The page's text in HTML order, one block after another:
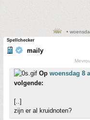
•
Spellchecker
maily
Op woensdag 8
volgende:
[..]
zijn er al kruidnoten?